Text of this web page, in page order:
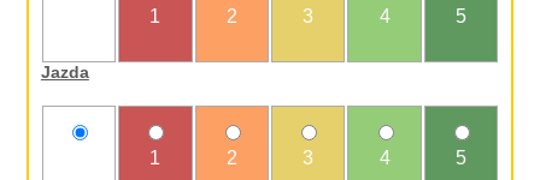
1 2 3 4 5
Jazda
1 2 3 4 5